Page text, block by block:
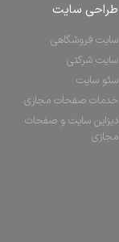
طراحی سایت
سایت فروشگاهی
سایت شرکتی
سئو سایت
خدمات صفحات مجازی
دیزاین سایت و صفحات
مجازی